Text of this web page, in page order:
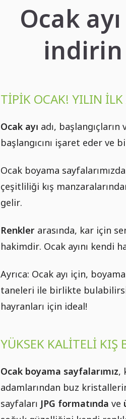
Ocak
indirin
TIPIK OCAK! YILIN
Ocak ayı adı,
başlangıcını işaret eder ve
Ocak boyama
çeşitliliği kış
gelir.
Renkler arasında, kar için
hakimdir. Ocak ayını kendi
Ayrıca: Ocak ayı için,
taneleri ile birlikte
hayranları için ideal!
YÜKSEK KALITELI KIŞ
Ocak boyama sayfalarımız,
adamlarından buz
sayfaları JPG formatında ve